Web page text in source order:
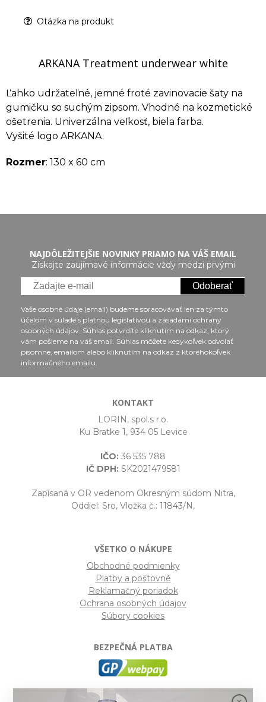
Otázka na produkt
ARKANA Treatment underwear white
Ľahko udržateľné, jemné froté zavinovacie šaty na
gumičku so suchým zipsom. Vhodné na kozmetické
ošetrenia. Univerzálna veľkosť, biela farba.
Vyšité logo ARKANA.
Rozmer: 130 x 60 cm
NAJDÔLEŽITEJŠIE NOVINKY PRIAMO NA VÁŠ EMAIL
Získajte zaujímavé informácie vždy medzi prvými
Odoberať
Vaše osobné údaje (email) budeme spracovávať len za týmto
účelom v súlade s platnou legislatívou a zásadami ochrany
osobných údajov. Súhlas potvrdíte kliknutím na odkaz, ktorý
vám pošleme na váš email. Súhlas môžete kedykoľvek odvolať
písomne, emailom alebo kliknutím na odkaz z ktoréhokoľvek
informačného emailu.
KONTAKT
LORIN, spol.s r.o.
Ku Bratke 1, 934 05 Levice
IČO: 36 535 788
IČ DPH:SK2021479581
Zapísaná v OR vedenom Okresným súdom Nitra,
Oddiel: Sro, Vložka č.: 11843/N,
VŠETKO O NÁKUPE
Obchodné podmienky
Platby a poštovné
Reklamačný poriadok
Ochrana osobných údajov
Súbory cookies
BEZPEČNÁ PLATBA
- Moderný a bezpečný systém pre platby